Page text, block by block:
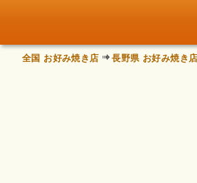
全国 お好み焼き店 長野県 お好み焼き店